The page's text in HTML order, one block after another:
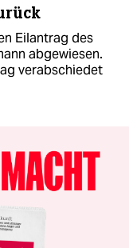
Eilantrag des
abgewiesen.
verabschiedet